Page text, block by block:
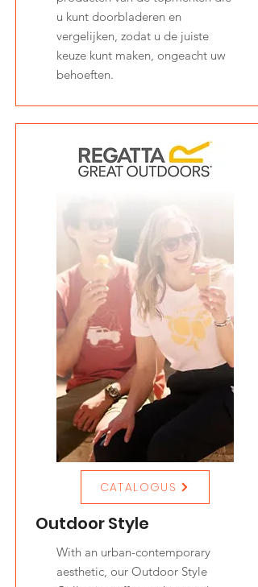
u kunt doorbladeren en
vergelijken, zodat u de juiste
keuze kunt maken, ongeacht uw
behoeften.
CATALOGUS
Outdoor Style
With an urban-contemporary
aesthetic, our Outdoor Style